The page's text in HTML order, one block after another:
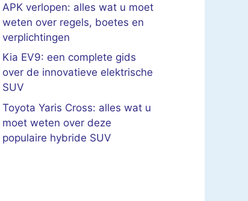
APK verlopen: alles wat u moet
weten over regels, boetes en
verplichtingen
Kia EV9: een complete gids
over de innovatieve elektrische
SUV
Toyota Yaris Cross: alles wat u
moet weten over deze
populaire hybride SUV